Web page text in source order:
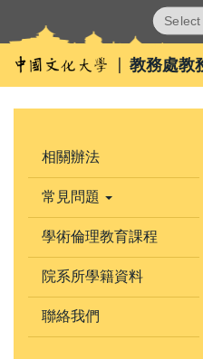
到
主
教務處教
相關辦法
常見問題
學術倫理教育課程
院系所學籍資料
聯絡我們